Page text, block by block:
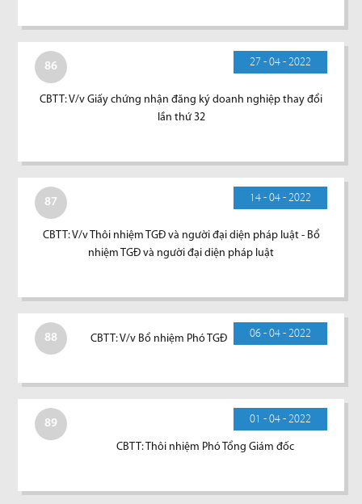
86 27 - 04 - 2022
CBTT: V/v Giấy chứng nhận đăng ký doanh nghiệp thay đổi
lần thứ 32
87 14 - 04 - 2022
CBTT: V/v Thôi nhiệm TGĐ và người đại diện pháp luật - Bổ
nhiệm TGĐ và người đại diện pháp luật
88 06 - 04 - 2022
CBTT: V/v Bổ nhiệm Phó TGĐ
89 01 - 04 - 2022
CBTT: Thôi nhiệm Phó Tổng Giám đốc